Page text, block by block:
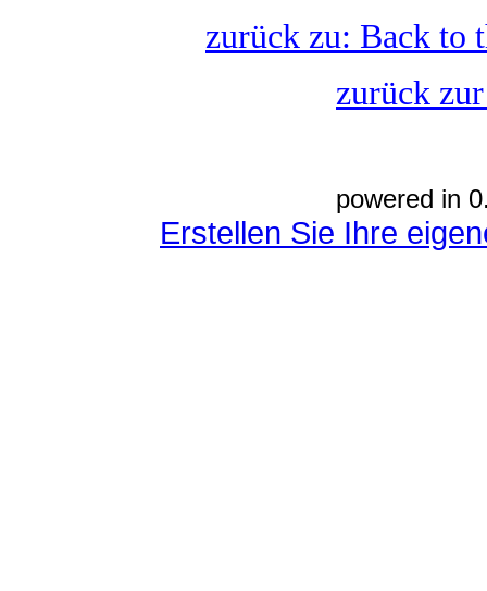
zurück zu: Back to
zurück
powered in
Erstellen Sie Ihre